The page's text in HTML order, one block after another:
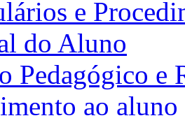
e
do Aluno
Pedagógico e
ao aluno